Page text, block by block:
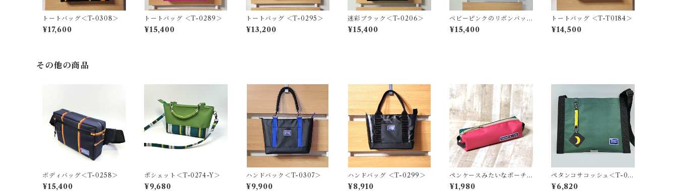
トートバッグ＜T-0308＞
¥17,600
トートバッグ ＜T-0289＞
¥15,400
トートバッグ ＜T-0295＞
¥13,200
迷彩ブラック＜T-0206＞
¥15,400
ベビーピンクのリボンバッ
グ ＜T-0199＞
¥15,400
トートバッグ ＜T-T0184＞
¥14,500
その他の商品
ボディバッグ＜T-0258＞
¥15,400
ポシェット＜T-0274-Y＞
¥9,680
ハンドバック＜T-0307＞
¥9,900
ハンドバッグ ＜T-0299＞
¥8,910
ペンケースみたいなポーチ
＜K-0657＞
¥1,980
ペタンコサコッシュ＜T-02
80＞
¥6,820